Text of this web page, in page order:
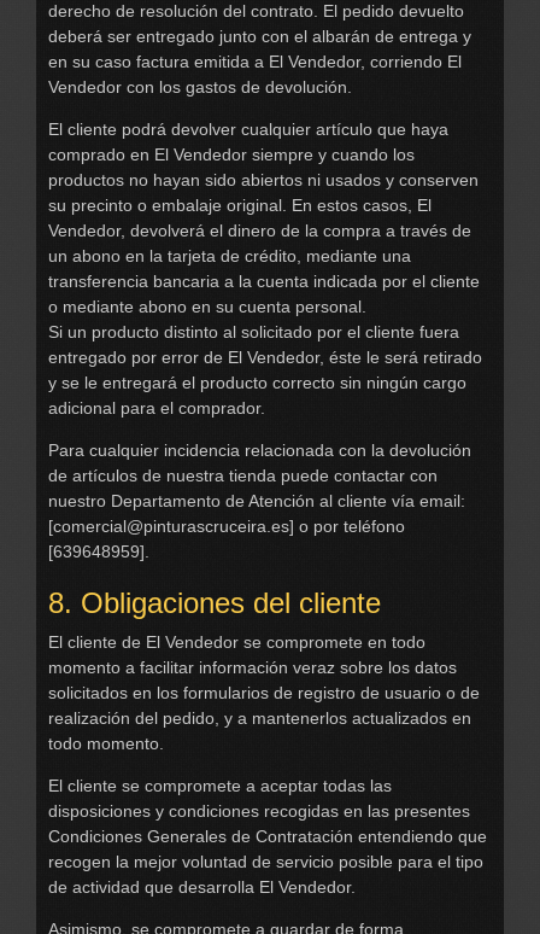
derecho de resolución del contrato. El pedido devuelto
deberá ser entregado junto con el albarán de entrega y
en su caso factura emitida a El Vendedor, corriendo El
Vendedor con los gastos de devolución.
El cliente podrá devolver cualquier artículo que haya
comprado en El Vendedor siempre y cuando los
productos no hayan sido abiertos ni usados y conserven
su precinto o embalaje original. En estos casos, El
Vendedor, devolverá el dinero de la compra a través de
un abono en la tarjeta de crédito, mediante una
transferencia bancaria a la cuenta indicada por el cliente
o mediante abono en su cuenta personal.
Si un producto distinto al solicitado por el cliente fuera
entregado por error de El Vendedor, éste le será retirado
y se le entregará el producto correcto sin ningún cargo
adicional para el comprador.
Para cualquier incidencia relacionada con la devolución
de artículos de nuestra tienda puede contactar con
nuestro Departamento de Atención al cliente vía email:
[comercial@pinturascruceira.es] o por teléfono
[639648959].
8. Obligaciones del cliente
El cliente de El Vendedor se compromete en todo
momento a facilitar información veraz sobre los datos
solicitados en los formularios de registro de usuario o de
realización del pedido, y a mantenerlos actualizados en
todo momento.
El cliente se compromete a aceptar todas las
disposiciones y condiciones recogidas en las presentes
Condiciones Generales de Contratación entendiendo que
recogen la mejor voluntad de servicio posible para el tipo
de actividad que desarrolla El Vendedor.
Asimismo, se compromete a guardar de forma